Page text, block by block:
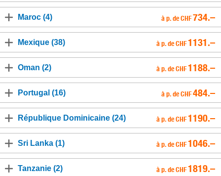
Maroc (4) à p. de CHF734.–
Mexique (38) à p. de CHF1131.–
Oman (2) à p. de CHF1188.–
Portugal (16) à p. de CHF484.–
République Dominicaine (24) à p. de CHF1190.–
Sri Lanka (1) à p. de CHF1046.–
Tanzanie (2) à p. de CHF1819.–